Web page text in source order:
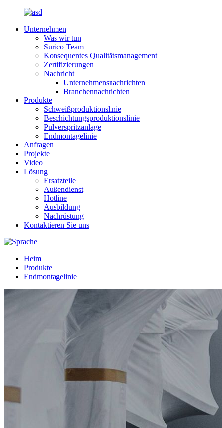
Unternehmen
Was wir tun
Surico-Team
Konsequentes Qualitätsmanagement
Zertifizierungen
Nachricht
Unternehmensnachrichten
Branchennachrichten
Produkte
Schweißproduktionslinie
Beschichtungsproduktionslinie
Pulverspritzanlage
Endmontagelinie
Anfragen
Projekte
Video
Lösung
Ersatzteile
Außendienst
Hotline
Ausbildung
Nachrüstung
Kontaktieren Sie uns
Heim
Produkte
Endmontagelinie